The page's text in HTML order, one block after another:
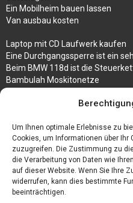
Um Ihnen optimale Erlebnisse zu
Cookies, um Informationen über
zuzugreifen. Die Zustimmung zu
die Verarbeitung von Daten wie
auf dieser Website. Wenn Sie Ihre
widerrufen, kann dies bestimmte
beeinträchtigen.
Ein Mobilheim bauen lassen
Van ausbau kosten
Laptop mit CD Laufwerk kaufen
Eine Durchgangssperre ist ein
Beim BMW 118d ist die
Bambulah Moskitonetze
Test Toilettensitz – Helfen Sie
Personalhandbuch
10 Tipps um einen guten
Sahnemaschine